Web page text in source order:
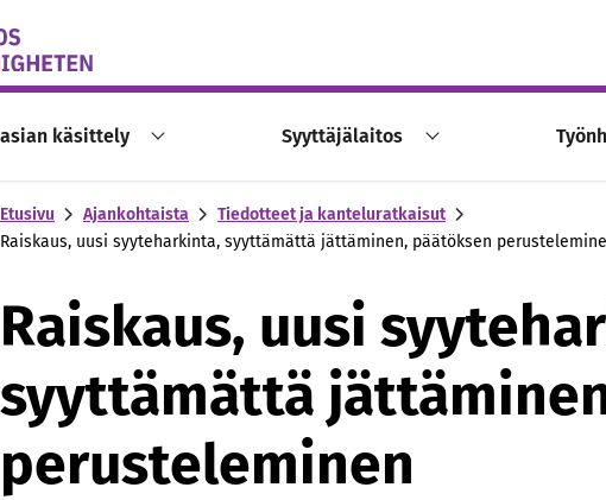
käsittely Syyttäjälaitos
Etusivu Ajankohtaista
Tiedotteet ja kanteluratkaisut
Raiskaus, uusi syyteharkinta, syyttämättä jättäminen, päätöksen
Raiskaus, uusi
syyttämättä
perusteleminen